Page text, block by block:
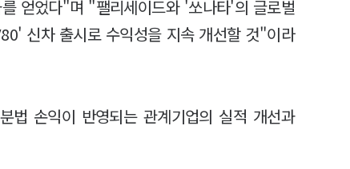
얻었다"며 "팰리세이드와 '쏘나타'의 글로벌
신차 출시로 수익성을 지속 개선할 것"이라
법 손익이 반영되는 관계기업의 실적 개선과